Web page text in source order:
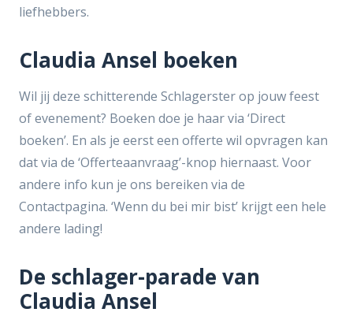
liefhebbers.
Claudia Ansel boeken
Wil jij deze schitterende Schlagerster op jouw feest
of evenement? Boeken doe je haar via ‘Direct
boeken’. En als je eerst een offerte wil opvragen kan
dat via de ‘Offerteaanvraag’-knop hiernaast. Voor
andere info kun je ons bereiken via de
Contactpagina. ‘Wenn du bei mir bist’ krijgt een hele
andere lading!
De schlager-parade van
Claudia Ansel